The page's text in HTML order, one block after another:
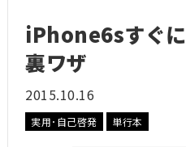
iPhone6sすぐ
裏ワザ
2015.10.16
実用･自己啓発 単行本